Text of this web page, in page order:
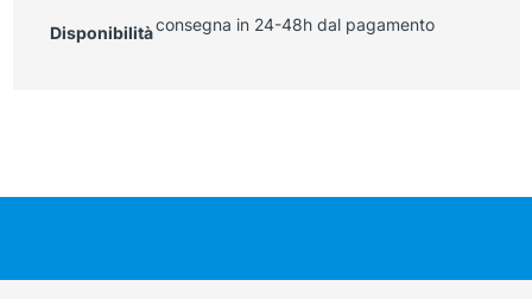
Disponibilitàconsegna in 24-48h dal pagamento